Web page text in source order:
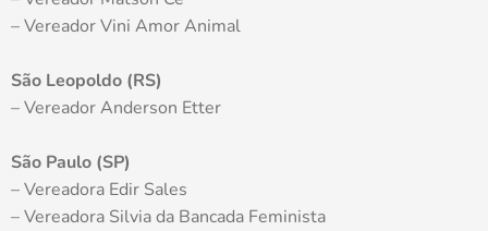
– Vereador Vini Amor Animal
São Leopoldo (RS)
– Vereador Anderson Etter
São Paulo (SP)
– Vereadora Edir Sales
– Vereadora Silvia da Bancada Feminista